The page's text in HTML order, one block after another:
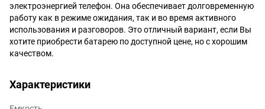
электроэнергией телефон. Она обеспечивает долговременную
работу как в режиме ожидания, так и во время активного
использования и разговоров. Это отличный вариант, если Вы
хотите приобрести батарею по доступной цене, но с хорошим
качеством.
Характеристики